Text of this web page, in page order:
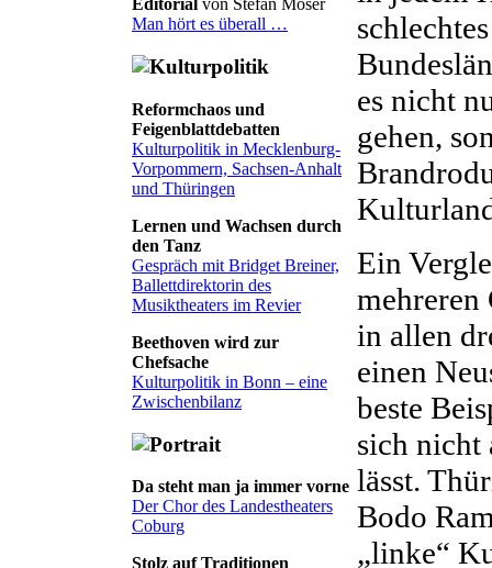
Editorial von Stefan Moser
Man hört es überall …
Reformchaos und
Feigenblattdebatten
Kulturpolitik in Mecklenburg-
Vorpommern, Sachsen-Anhalt
und Thüringen
Lernen und Wachsen durch
den Tanz
Gespräch mit Bridget Breiner,
Ballettdirektorin des
Musiktheaters im Revier
Beethoven wird zur
Chefsache
Kulturpolitik in Bonn – eine
Zwischenbilanz
Da steht man ja immer vorne
Der Chor des Landestheaters
Coburg
Stolz auf Traditionen
es nicht
gehen,
Ein
mehreren
in allen
einen
beste
sich nicht
lässt.
Bodo
„linke“